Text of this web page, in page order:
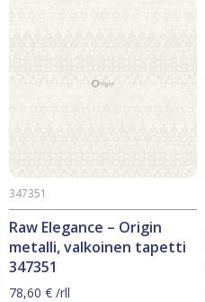
Raw Elegance – Origin
metalli, valkoinen tapetti
347351
347351
78,60 € /rll